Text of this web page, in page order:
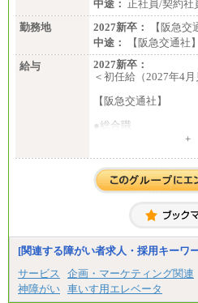
中途： 正社員/契約
勤務地
2027新卒：
【阪急
中途：
【阪急交通社
給与
2027新卒：
＜初任給（2027年4月
【阪急交通社】
●総合職
(※3)、239,000円(※4)
・専門・短大卒
(※3)、218,500円
※1…東京都、埼玉県
※2…大阪府、京都府
※3…愛知県、静岡県
※4…北海道、宮城県
潟県、富山県、石川
香川県、福岡県
+
[関連する障がい者求人・採用キーワ
サービス
企画・マーケティング関連
神障がい 車いす用エレベータ